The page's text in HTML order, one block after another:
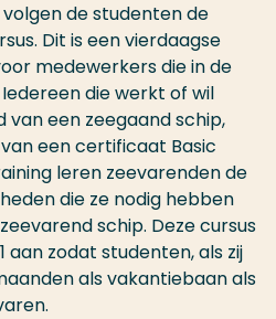
de studenten de
Dit is een vierdaagse
medewerkers die in de
die werkt of wil
een zeegaand schip,
een certificaat Basic
leren zeevarenden de
die ze nodig hebben
schip. Deze cursus
aan zodat studenten, als zij
als vakantiebaan als